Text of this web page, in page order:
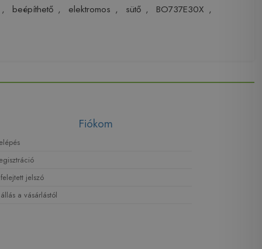
, beépíthető , elektromos , sütő , BO737E30X ,
Fiókom
jelszó
a vásárlástól